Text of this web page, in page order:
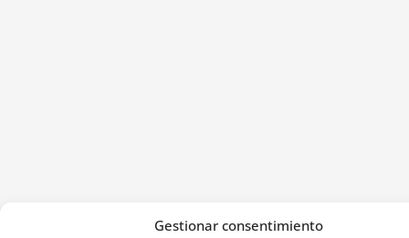
Gestionar consentimiento